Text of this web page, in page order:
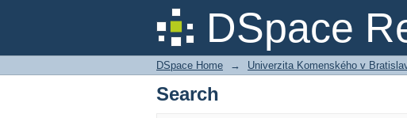
DSpace
Search
DSpace Home → Univerzita Komenského v
Search